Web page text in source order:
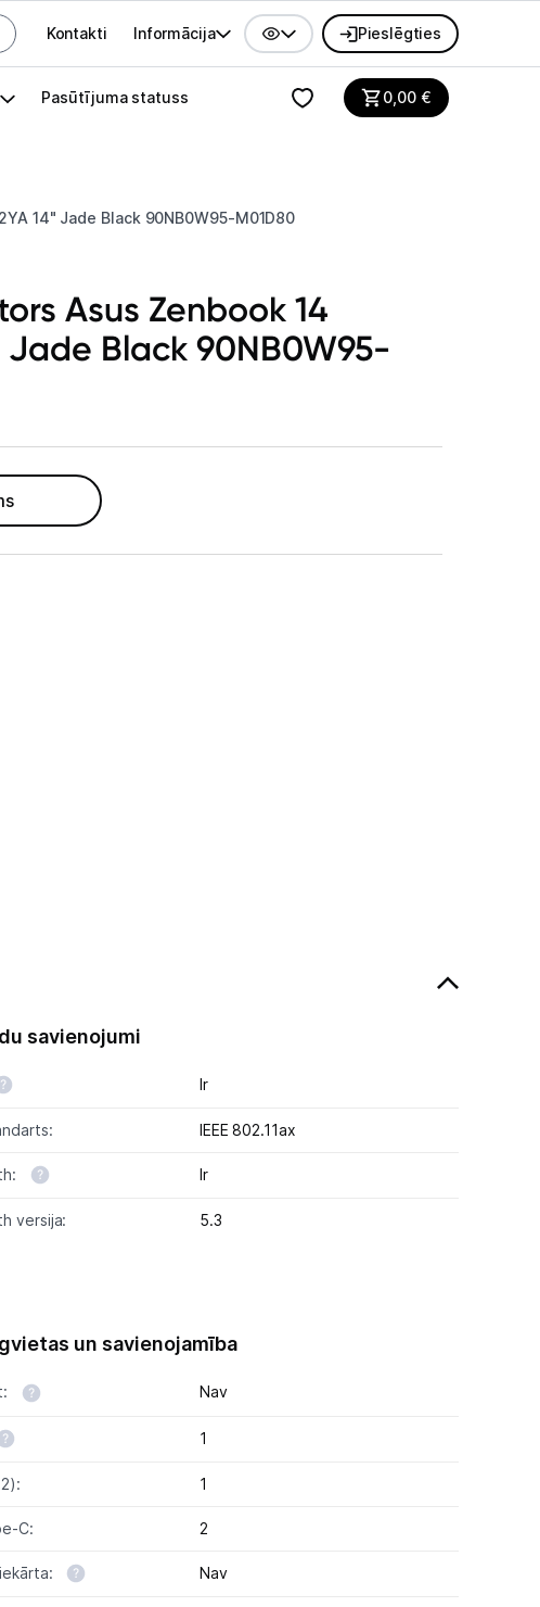
Galvenes izvēlne
Kontakti Informācija Pieslēgties
Pasūtījuma statuss 0,00€
14" Jade Black 90NB0W95-M01D80
Asus Zenbook 14
Jade Black 90NB0W95-
savienojumi
Ir
IEEE 802.11ax
Ir
versija: 5.3
un savienojamība
Nav
1
1
C: 2
Nav